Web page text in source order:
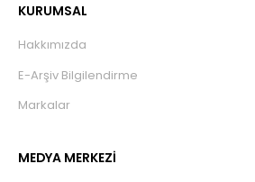
KURUMSAL
Hakkımızda
E-Arşiv Bilgilendirme
Markalar
MEDYA MERKEZİ